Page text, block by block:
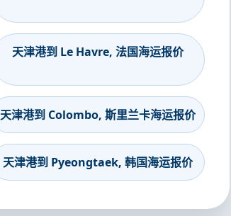
天津港到 Le Havre, 法国海运报价
天津港到 Colombo, 斯里兰卡海运报价
天津港到 Pyeongtaek, 韩国海运报价